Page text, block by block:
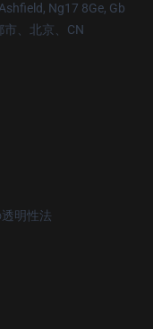
Ng17 8Ge, Gb
、北京、CN
明性法